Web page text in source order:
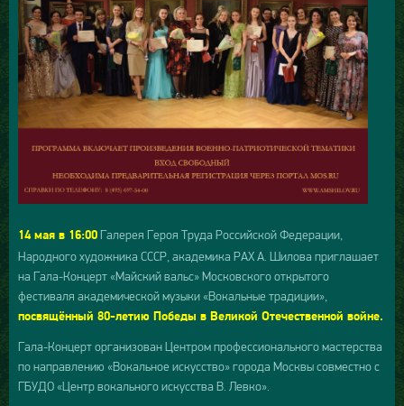
14 мая в 16:00 Галерея Героя Труда Российской Федерации,
Народного художника СССР, академика РАХ А. Шилова приглашает
на Гала-Концерт «Майский вальс» Московского открытого
фестиваля академической музыки «Вокальные традиции»,
посвящённый 80-летию Победы в Великой Отечественной войне.
Гала-Концерт организован Центром профессионального мастерства
по направлению «Вокальное искусство» города Москвы совместно с
ГБУДО «Центр вокального искусства В. Левко».